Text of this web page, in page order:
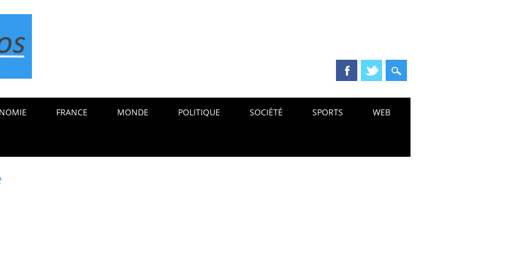
FRANCE MONDE POLITIQUE SOCIÉTÉ SPORTS WEB